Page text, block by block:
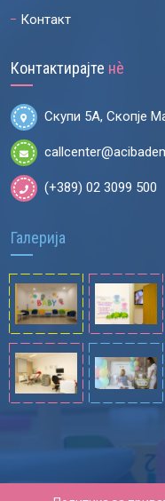
Контакт
Контактирајте нѐ
Скупи 5А, Скопје
(+389) 02 3099 500
Галерија